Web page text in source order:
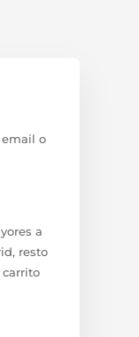
email o
a
resto
carrito